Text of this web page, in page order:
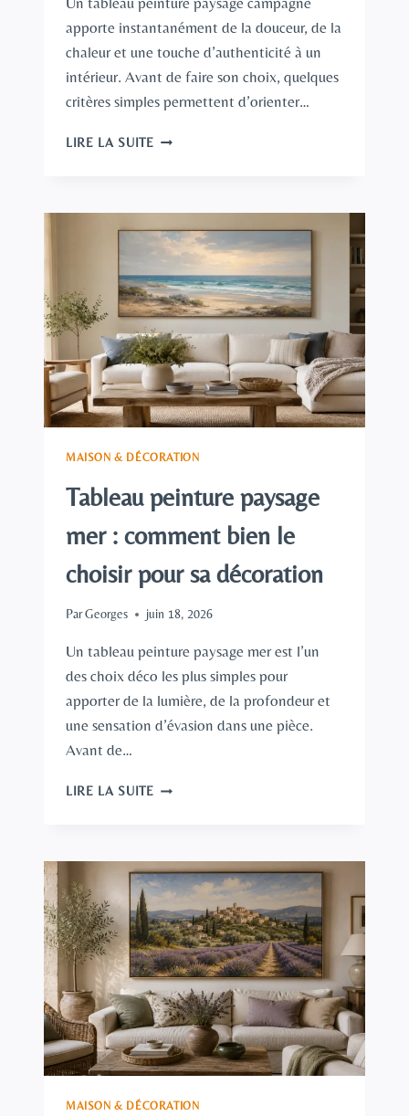
apporte instantanément de la douceur, de la
chaleur et une touche d’authenticité à un
intérieur. Avant de faire son choix, quelques
critères simples permettent d’orienter…
LIRE LA SUITETABLEAU
:
COMMENT
BIEN
LE
CHOISIR
POUR
SA
DÉCORATION
MAISON & DÉCORATION
Tableau peinture paysage
mer : comment bien le
choisir pour sa décoration
ParGeorges juin 18, 2026
Un tableau peinture paysage mer est l’un
des choix déco les plus simples pour
apporter de la lumière, de la profondeur et
une sensation d’évasion dans une pièce.
Avant de…
LIRE LA SUITETABLEAU
:
COMMENT
BIEN
LE
CHOISIR
POUR
SA
DÉCORATION
MAISON & DÉCORATION